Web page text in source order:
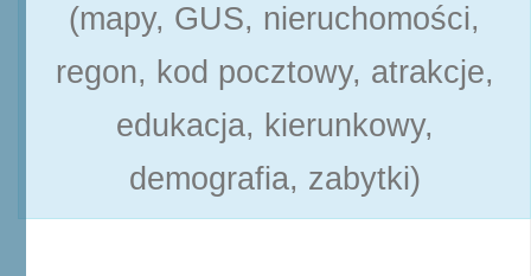
(mapy, GUS, nieruchomości,
regon, kod pocztowy, atrakcje,
edukacja, kierunkowy,
demografia, zabytki)